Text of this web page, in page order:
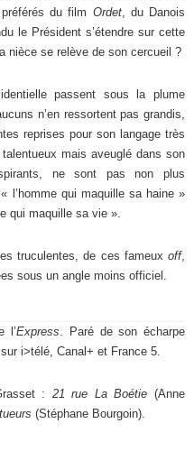
du film Ordet, du Danois
le Président s’étendre sur cette
nièce se relève de son cercueil ?
passent sous la plume
n’en ressortent pas grandis,
reprises pour son langage très
mais aveuglé dans son
ne sont pas non plus
l’homme qui maquille sa haine »
qui maquille sa vie ».
truculentes, de ces fameux off,
sous un angle moins officiel.
l’Express. Paré de son écharpe
i>télé, Canal+ et France 5.
: 21 rue La Boétie (Anne
(Stéphane Bourgoin).